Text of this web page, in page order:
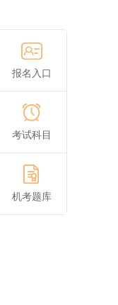
报名入口
考试科目
机考题库